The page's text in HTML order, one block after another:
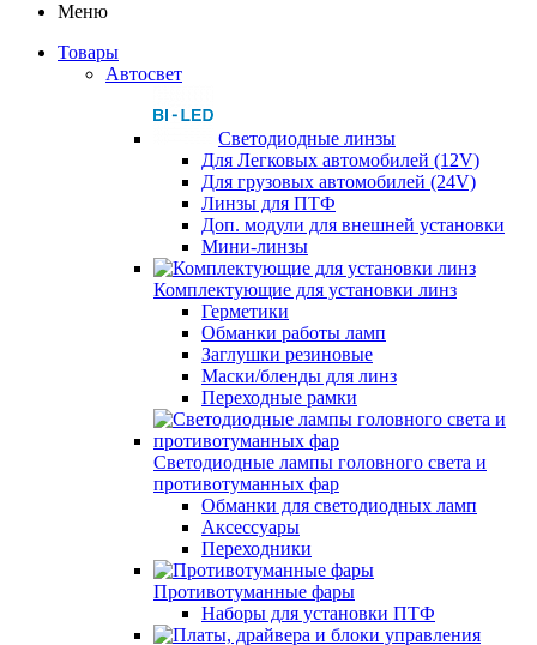
Меню
Товары
Автосвет
Светодиодные линзы
Для Легковых автомобилей (12V)
Для грузовых автомобилей (24V)
Линзы для ПТФ
Доп. модули для внешней установки
Мини-линзы
Комплектующие для установки линз
Герметики
Обманки работы ламп
Заглушки резиновые
Маски/бленды для линз
Переходные рамки
Светодиодные лампы головного света и
противотуманных фар
Обманки для светодиодных ламп
Аксессуары
Переходники
Противотуманные фары
Наборы для установки ПТФ